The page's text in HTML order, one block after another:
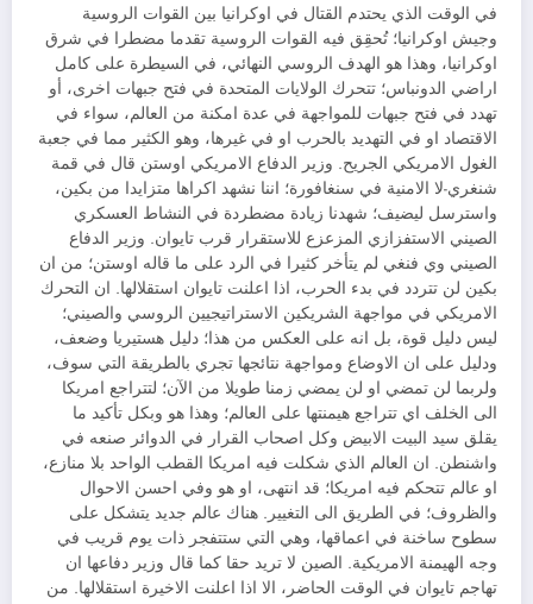
في الوقت الذي يحتدم القتال في اوكرانيا بين القوات الروسية
وجيش اوكرانيا؛ تُحقِق فيه القوات الروسية تقدما مضطرا في شرق
اوكرانيا، وهذا هو الهدف الروسي النهائي، في السيطرة على كامل
اراضي الدونباس؛ تتحرك الولايات المتحدة في فتح جبهات اخرى، أو
تهدد في فتح جبهات للمواجهة في عدة امكنة من العالم، سواء في
الاقتصاد او في التهديد بالحرب او في غيرها، وهو الكثير مما في جعبة
الغول الامريكي الجريح. وزير الدفاع الامريكي اوستن قال في قمة
شنغري-لا الامنية في سنغافورة؛ اننا نشهد اكراها متزايدا من بكين،
واسترسل ليضيف؛ شهدنا زيادة مضطردة في النشاط العسكري
الصيني الاستفزازي المزعزع للاستقرار قرب تايوان. وزير الدفاع
الصيني وي فنغي لم يتأخر كثيرا في الرد على ما قاله اوستن؛ من ان
بكين لن تتردد في بدء الحرب، اذا اعلنت تايوان استقلالها. ان التحرك
الامريكي في مواجهة الشريكين الاستراتيجيين الروسي والصيني؛
ليس دليل قوة، بل انه على العكس من هذا؛ دليل هستيريا وضعف،
ودليل على ان الاوضاع ومواجهة نتائجها تجري بالطريقة التي سوف،
ولربما لن تمضي او لن يمضي زمنا طويلا من الآن؛ لتتراجع امريكا
الى الخلف اي تتراجع هيمنتها على العالم؛ وهذا هو وبكل تأكيد ما
يقلق سيد البيت الابيض وكل اصحاب القرار في الدوائر صنعه في
واشنطن. ان العالم الذي شكلت فيه امريكا القطب الواحد بلا منازع،
او عالم تتحكم فيه امريكا؛ قد انتهى، او هو وفي احسن الاحوال
والظروف؛ في الطريق الى التغيير. هناك عالم جديد يتشكل على
سطوح ساخنة في اعماقها، وهي التي ستتفجر ذات يوم قريب في
وجه الهيمنة الامريكية. الصين لا تريد حقا كما قال وزير دفاعها ان
تهاجم تايوان في الوقت الحاضر، الا اذا اعلنت الاخيرة استقلالها. من